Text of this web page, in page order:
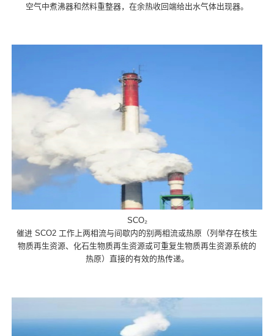
空气中煮沸器和然料重整器，在余热收回端给出水气体出现器。
SCO₂
催进 SCO2 工作上两相流与间歇内的别两相流或热原（列举存在核生
物质再生资源、化石生物质再生资源或可重复生物质再生资源系统的
热原）直接的有效的热传递。